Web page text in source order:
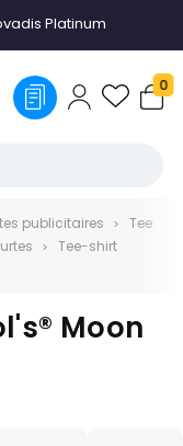
Platinum
0
publicitaires
Tee
Tee-shirt
Moon